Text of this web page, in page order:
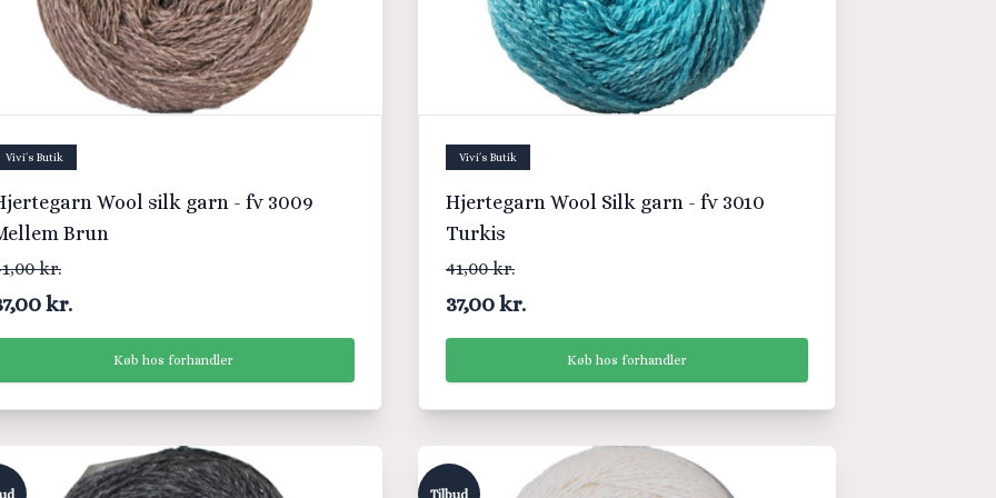
Vivi´s Butik
Wool silk garn - fv 3009
Brun
kr.
kr.
Køb hos forhandler
Vivi´s Butik
Hjertegarn Wool Silk garn - fv 3010
Turkis
41,00 kr.
37,00 kr.
Køb hos forhandler
Tilbud